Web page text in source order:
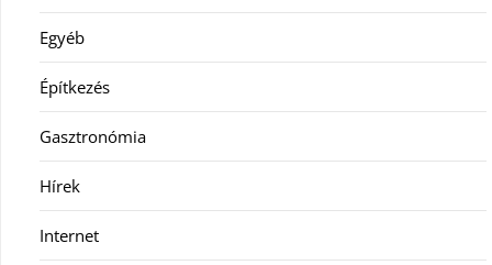
Egyéb
Építkezés
Gasztronómia
Hírek
Internet